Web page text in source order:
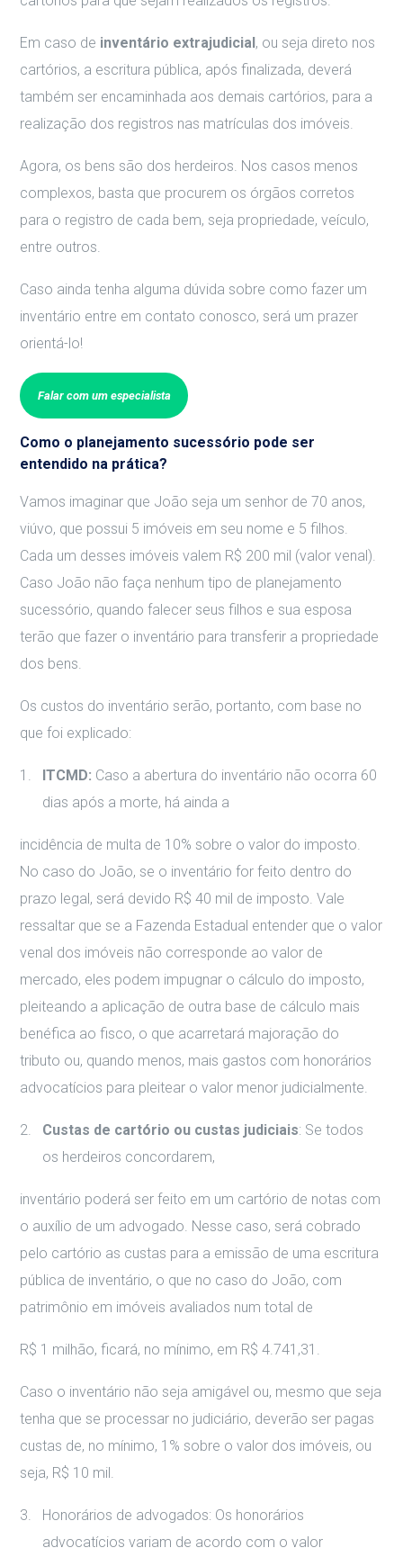
Em caso de inventário extrajudicial, ou seja direto nos
cartórios, a escritura pública, após finalizada, deverá
também ser encaminhada aos demais cartórios, para a
realização dos registros nas matrículas dos imóveis.
Agora, os bens são dos herdeiros. Nos casos menos
complexos, basta que procurem os órgãos corretos
para o registro de cada bem, seja propriedade, veículo,
entre outros.
Caso ainda tenha alguma dúvida sobre como fazer um
inventário entre em contato conosco, será um prazer
orientá-lo!
Falar com um especialista
Como o planejamento sucessório pode ser
entendido na prática?
Vamos imaginar que João seja um senhor de 70 anos,
viúvo, que possui 5 imóveis em seu nome e 5 filhos.
Cada um desses imóveis valem R$ 200 mil (valor venal).
Caso João não faça nenhum tipo de planejamento
sucessório, quando falecer seus filhos e sua esposa
terão que fazer o inventário para transferir a propriedade
dos bens.
Os custos do inventário serão, portanto, com base no
que foi explicado:
ITCMD: Caso a abertura do inventário não ocorra 60
dias após a morte, há ainda a
incidência de multa de 10% sobre o valor do imposto.
No caso do João, se o inventário for feito dentro do
prazo legal, será devido R$ 40 mil de imposto. Vale
ressaltar que se a Fazenda Estadual entender que o valor
venal dos imóveis não corresponde ao valor de
mercado, eles podem impugnar o cálculo do imposto,
pleiteando a aplicação de outra base de cálculo mais
benéfica ao fisco, o que acarretará majoração do
tributo ou, quando menos, mais gastos com honorários
advocatícios para pleitear o valor menor judicialmente.
Custas de cartório ou custas judiciais: Se todos
os herdeiros concordarem,
inventário poderá ser feito em um cartório de notas com
o auxílio de um advogado. Nesse caso, será cobrado
pelo cartório as custas para a emissão de uma escritura
pública de inventário, o que no caso do João, com
patrimônio em imóveis avaliados num total de
R$ 1 milhão, ficará, no mínimo, em R$ 4.741,31.
Caso o inventário não seja amigável ou, mesmo que seja
tenha que se processar no judiciário, deverão ser pagas
custas de, no mínimo, 1% sobre o valor dos imóveis, ou
seja, R$ 10 mil.
Honorários de advogados: Os honorários
advocatícios variam de acordo com o valor